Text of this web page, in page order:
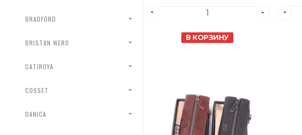
BRADFORD
BRISTAN WERO
CATIROYA
COSSET
DANICA
В КОРЗИНУ